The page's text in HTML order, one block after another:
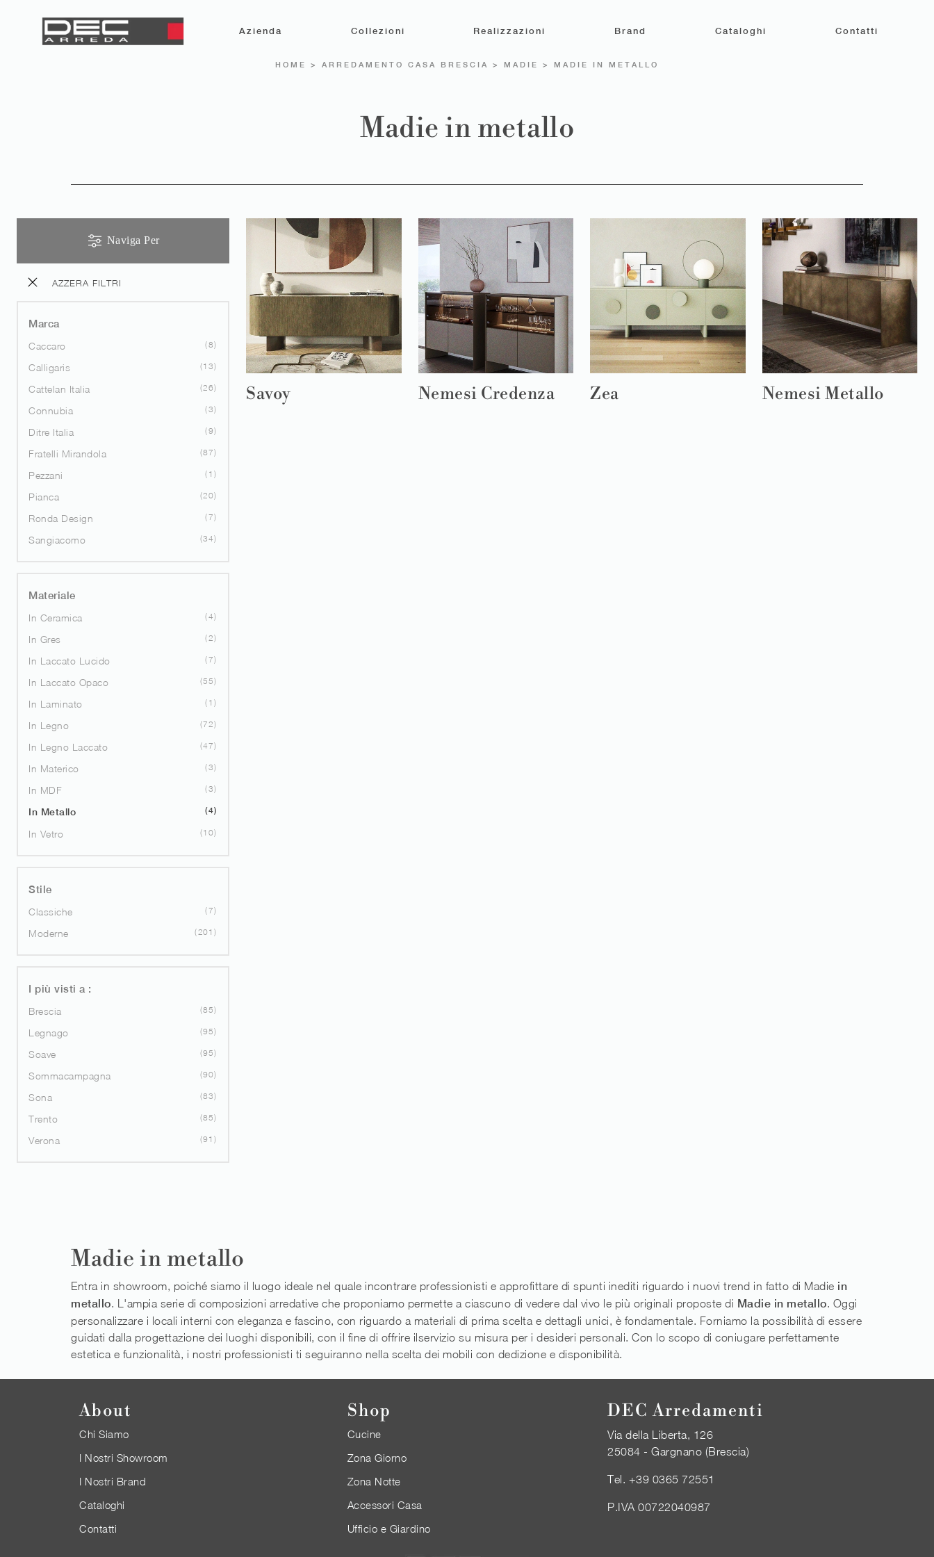
Azienda Collezioni Realizzazioni Brand Cataloghi Contatti
HOME > ARREDAMENTO CASA BRESCIA > MADIE > MADIE IN METALLO
Madie in metallo
Naviga Per
AZZERA FILTRI
Marca
Caccaro
8
Calligaris 13
Cattelan Italia 26
Connubia 3
Ditre Italia 9
Fratelli Mirandola 87
Pezzani 1
Pianca 20
Ronda Design 7
Sangiacomo 34
Materiale
In Ceramica
4
In Gres 2
In Laccato Lucido 7
In Laccato Opaco 55
In Laminato 1
In Legno 72
In Legno Laccato 47
In Materico 3
In MDF 3
In Metallo 4
In Vetro 10
Stile
Classiche
7
Moderne 201
I più visti a :
Brescia
85
Legnago 95
Soave 95
Sommacampagna 90
Sona 83
Trento 85
Verona 91
Savoy Nemesi Credenza Zea Nemesi Metallo
Madie in metallo
Entra in showroom, poiché siamo il luogo ideale nel quale incontrare professionisti e approfittare di spunti inediti riguardo i nuovi trend in fatto di Madie in
metallo. L'ampia serie di composizioni arredative che proponiamo permette a ciascuno di vedere dal vivo le più originali proposte di Madie in metallo. Oggi
personalizzare i locali interni con eleganza e fascino, con riguardo a materiali di prima scelta e dettagli unici, è fondamentale. Forniamo la possibilità di essere
guidati dalla progettazione dei luoghi disponibili, con il fine di offrire ilservizio su misura per i desideri personali. Con lo scopo di coniugare perfettamente
estetica e funzionalità, i nostri professionisti ti seguiranno nella scelta dei mobili con dedizione e disponibilità.
About
Chi Siamo
I Nostri Showroom
I Nostri Brand
Cataloghi
Contatti
Shop
Cucine
Zona Giorno
Zona Notte
Accessori Casa
Ufficio e Giardino
DEC Arredamenti
Via della Liberta, 126
25084 - Gargnano (Brescia)
Tel. +39 0365 72551
P.IVA 00722040987